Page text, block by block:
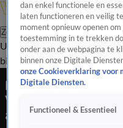
Zoeken
UitzendingenVandaag Inside
bijwonen
Leonie ter Braak
Vandaag: 'Johan en
achtergrond'
dan enkel functionele en
laten functioneren en veilig
moment opnieuw openen
toestemming in te trekken
onder aan de webpagina te
binnen onze Digitale
onze Cookieverklaring voor
Digitale Diensten.
Functioneel & Essentieel